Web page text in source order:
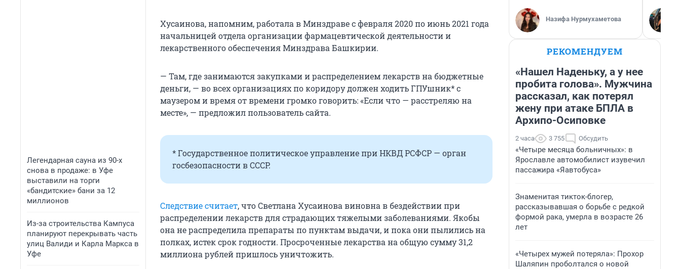
Легендарная сауна из 90-х
снова в продаже: в Уфе
выставили на торги
«бандитские» бани за 12
миллионов
Из-за строительства Кампуса
планируют перекрывать часть
улиц Валиди и Карла Маркса в
Уфе
Хусаинова, напомним, работала в Минздраве с февраля 2020 по июнь 2021 года
начальницей отдела организации фармацевтической деятельности и
лекарственного обеспечения Минздрава Башкирии.
— Там, где занимаются закупками и распределением лекарств на бюджетные
деньги, — во всех организациях по коридору должен ходить ГПУшник* с
маузером и время от времени громко говорить: «Если что — расстреляю на
месте», — предложил пользователь сайта.
* Государственное политическое управление при НКВД РСФСР — орган
госбезопасности в СССР.
Следствие считает, что Светлана Хусаинова виновна в бездействии при
распределении лекарств для страдающих тяжелыми заболеваниями. Якобы
она не распределила препараты по пунктам выдачи, и пока они пылились на
полках, истек срок годности. Просроченные лекарства на общую сумму 31,2
миллиона рублей пришлось уничтожить.
Назифа Нурмухаметова
РЕКОМЕНДУЕМ
«Нашел Наденьку, а у нее
пробита голова». Мужчина
рассказал, как потерял
жену при атаке БПЛА в
Архипо-Осиповке
2 часа 3 755 Обсудить
«Четыре месяца больничных»: в
Ярославле автомобилист изувечил
пассажира «Яавтобуса»
Знаменитая тикток-блогер,
рассказывавшая о борьбе с редкой
формой рака, умерла в возрасте 26
лет
«Четырех мужей потеряла»: Прохор
Шаляпин проболтался о новой